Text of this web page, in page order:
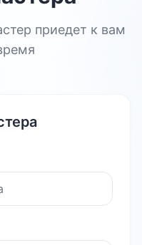
приедет к вам